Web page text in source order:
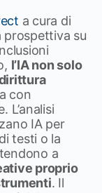
a cura di
prospettiva su
l’IA non solo
con
L’analisi
IA per
testi o la
a
proprio
. Il